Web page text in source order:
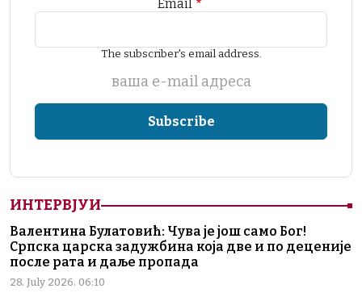
Email
The subscriber's email address.
ваша е-mail адреса
ИНТЕРВЈУИ
Валентина Булатовић: Чува је још само Бог!
Српска царска задужбина која две и по деценије
после рата и даље пропада
28. July 2026. 06:10